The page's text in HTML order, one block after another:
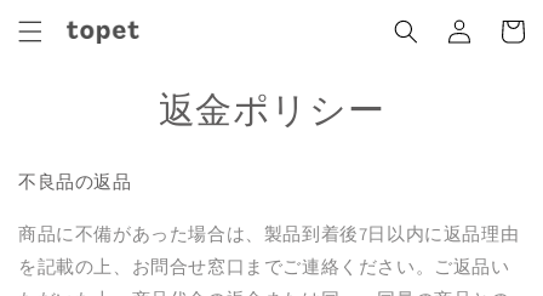
ンツに
進む
グ
イ
ー
返金ポリシー
不良品の返品
商品に不備があった場合は、 製品到着後7日以内に返品理由
を記載の上、お問合せ窓口までご連絡ください。ご返品い